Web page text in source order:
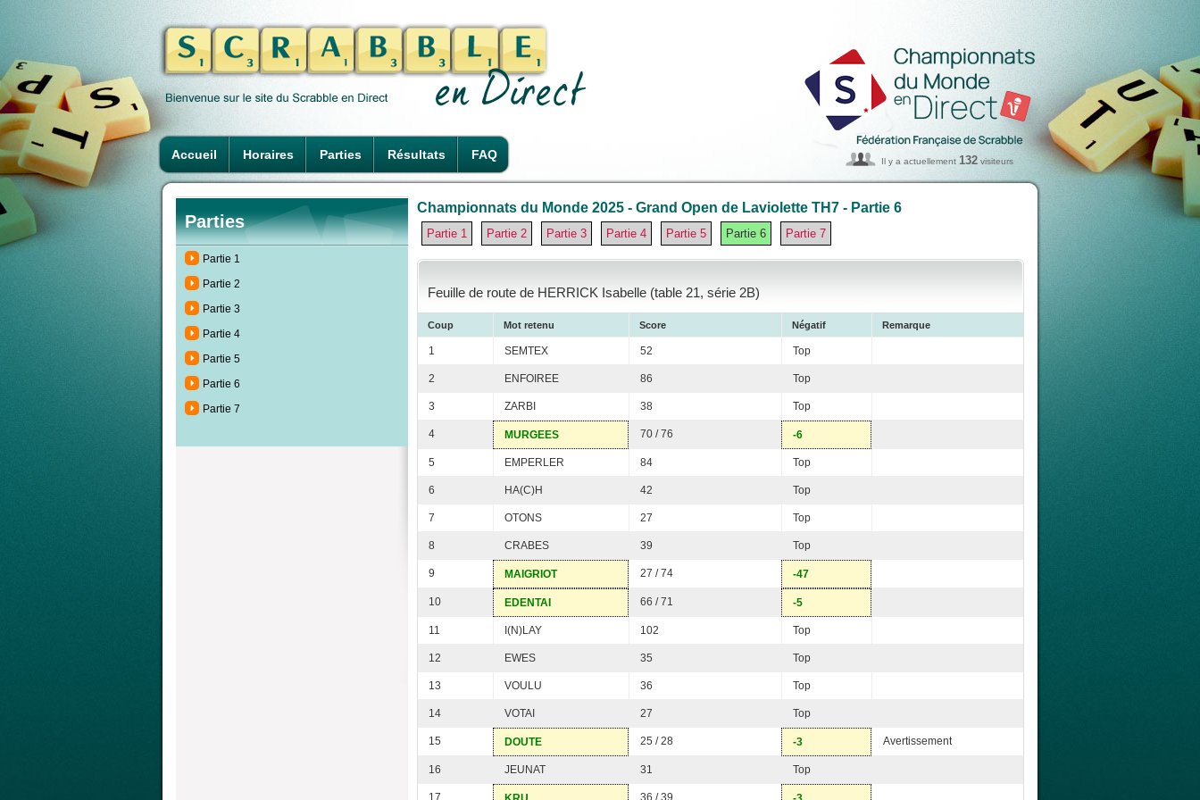
Accueil Horaires Parties Résultats FAQ Il y a actuellement 132 visiteurs
Parties
Partie 1
Partie 2
Partie 3
Partie 4
Partie 5
Partie 6
Partie 7
Championnats du Monde 2025 - Grand Open de Laviolette TH7 - Partie 6
Partie 1 Partie 2 Partie 3 Partie 4 Partie 5 Partie 6 Partie 7
Feuille de route de HERRICK Isabelle (table 21, série 2B)
Coup Mot retenu Score Négatif Remarque
1 SEMTEX 52 Top
2 ENFOIREE 86 Top
3 ZARBI 38 Top
4 MURGEES 70 / 76 -6
5 EMPERLER 84 Top
6 HA(C)H 42 Top
7 OTONS 27 Top
8 CRABES 39 Top
9 MAIGRIOT 27 / 74 -47
10 EDENTAI 66 / 71 -5
11 I(N)LAY 102 Top
12 EWES 35 Top
13 VOULU 36 Top
14 VOTAI 27 Top
15 DOUTE 25 / 28 -3 Avertissement
16 JEUNAT 31 Top